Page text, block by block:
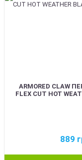
ARMORED CLAW
FLEX CUT HOT
889